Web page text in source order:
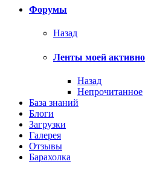
Форумы
Назад
Ленты моей
Назад
Непрочитанное
База знаний
Блоги
Загрузки
Галерея
Отзывы
Барахолка